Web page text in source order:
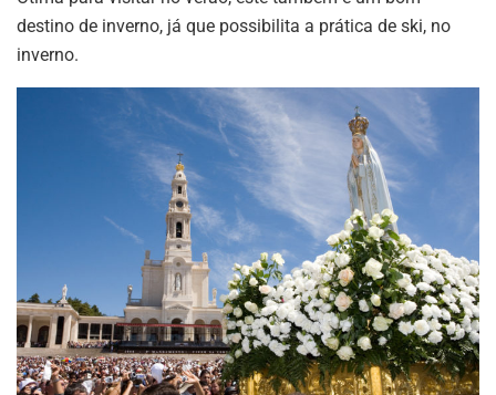
destino de inverno, já que possibilita a prática de ski, no
inverno.